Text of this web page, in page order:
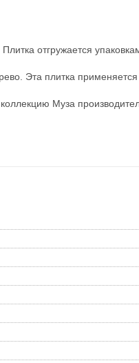
отгружается
Эта плитка
Муза